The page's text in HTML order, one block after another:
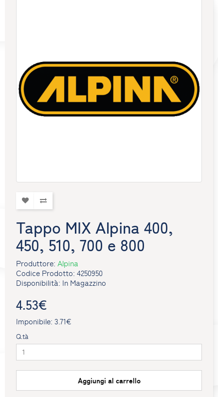
Tappo MIX Alpina 400,
450, 510, 700 e 800
Produttore:Alpina
Codice Prodotto: 4250950
Disponibilità: In Magazzino
4.53€
Imponibile: 3.71€
Q.tà
Aggiungi al carrello